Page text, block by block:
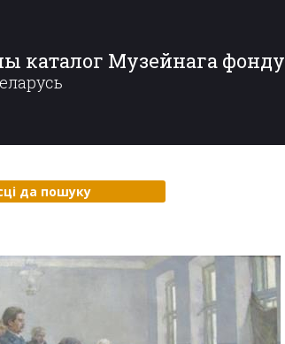
каталог Музейнага фонду
да пошуку